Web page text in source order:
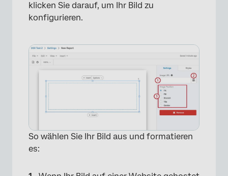
klicken Sie darauf, um Ihr Bild zu
konfigurieren.
So wählen Sie Ihr Bild aus und formatieren
es: